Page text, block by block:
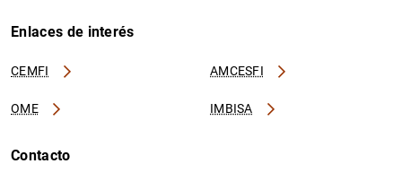
Enlaces de interés
CEMFI AMCESFI
OME IMBISA
Contacto